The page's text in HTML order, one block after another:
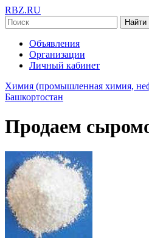
RBZ.RU
Найти
Объявления
Организации
Личный кабинет
Химия (промышленная химия,
Башкортостан
Продаем